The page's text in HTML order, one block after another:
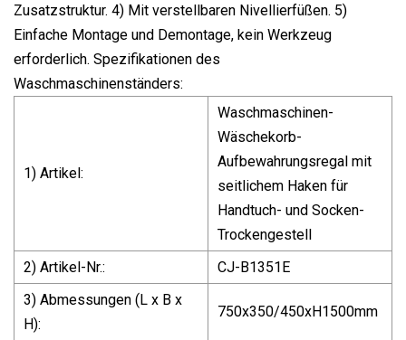
Zusatzstruktur. 4) Mit verstellbaren Nivellierfüßen. 5)
Einfache Montage und Demontage, kein Werkzeug
erforderlich. Spezifikationen des
Waschmaschinenständers:
1) Artikel:
Waschmaschinen-
Wäschekorb-
Aufbewahrungsregal mit
seitlichem Haken für
Handtuch- und Socken-
Trockengestell
2) Artikel-Nr.:
CJ-B1351E
3) Abmessungen (L x B x
H):
750x350/450xH1500mm